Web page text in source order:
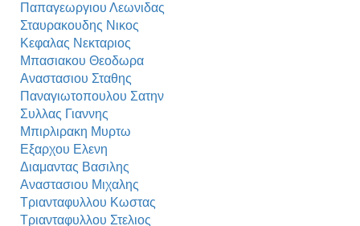
Παπαγεωργιου Λεωνιδας
Σταυρακουδης Νικος
Κεφαλας Νεκταριος
Μπασιακου Θεοδωρα
Αναστασιου Σταθης
Παναγιωτοπουλου Σατην
Συλλας Γιαννης
Μπιρλιρακη Μυρτω
Εξαρχου Ελενη
Διαμαντας Βασιλης
Αναστασιου Μιχαλης
Τριανταφυλλου Κωστας
Τριανταφυλλου Στελιος